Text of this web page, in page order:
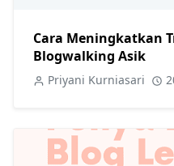
Cara Meningkatkan
Blogwalking Asik
Priyani Kurniasari